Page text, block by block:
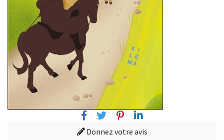
FacebookTwitterPinterest
Linkedin
Donnez votre avis